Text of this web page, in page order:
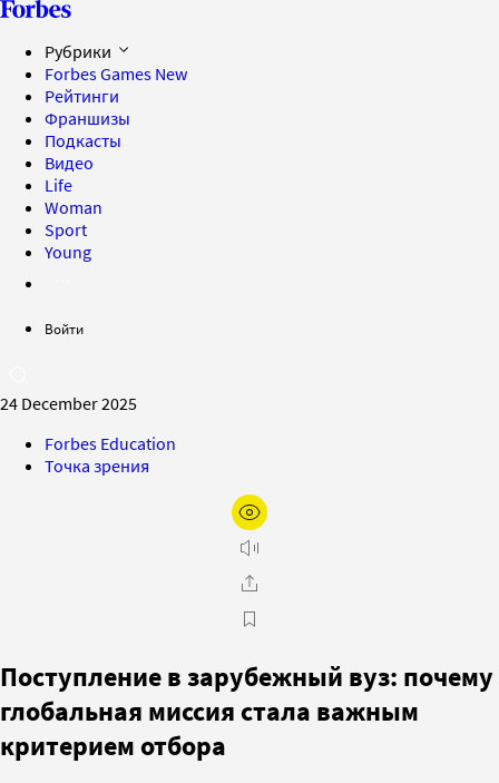
Рубрики
Forbes Games New
Рейтинги
Франшизы
Подкасты
Видео
Life
Woman
Sport
Young
Войти
24 December 2025
Forbes Education
Точка зрения
Поступление в зарубежный вуз: почему
глобальная миссия стала важным
критерием отбора